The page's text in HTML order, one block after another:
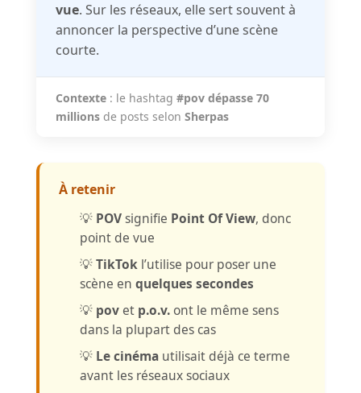
vue. Sur les réseaux, elle sert souvent à
annoncer la perspective d’une scène
courte.
Contexte: le hashtag #pov dépasse 70
millionsde posts selon Sherpas
À retenir
💡 POVsignifie Point Of View, donc
point de vue
💡TikTokl’utilise pour poser une
scène en quelques secondes
💡 povet p.o.v.ont le même sens
dans la plupart des cas
💡 Le cinémautilisait déjà ce terme
avant les réseaux sociaux